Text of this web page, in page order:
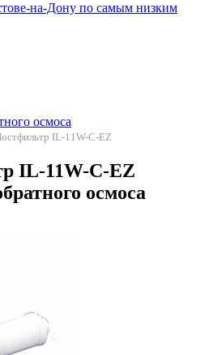
осмоса
IL-11W-C-EZ
IL-11W-C-EZ
осмоса